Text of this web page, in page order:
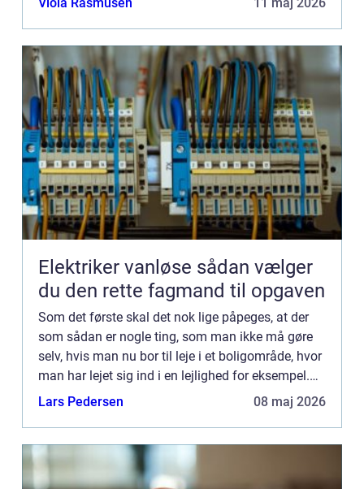
Elektriker vanløse sådan vælger
du den rette fagmand til opgaven
Som det første skal det nok lige påpeges, at der
som sådan er nogle ting, som man ikke må gøre
selv, hvis man nu bor til leje i et boligområde, hvor
man har lejet sig ind i en lejlighed for eksempel.
Den slags kan du nok læse dig til i
Lars Pedersen 08 maj 2026